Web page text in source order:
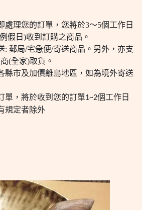
處理您的訂單，您將於3～5個工作日
假日)收到訂購之商品。
: 郵局/宅急便/寄送商品。另外，亦支
(全家)取貨。
縣市及加價離島地區，如為境外寄送
單，將於收到您的訂單1~2個工作日
規定者除外